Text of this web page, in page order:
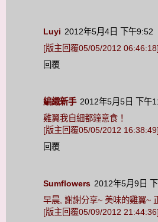
Luyi 2012年5月4日 下午9:52
[版主回覆05/05/2012 06:46:18]
回覆
編織新手 2012年5月5日 下午
雞翼我自細都鐘意食！
[版主回覆05/05/2012
回覆
Sumflowers 2012年5月9日
早晨, 謝謝分享~ 美味的雞翼~
[版主回覆05/09/2012